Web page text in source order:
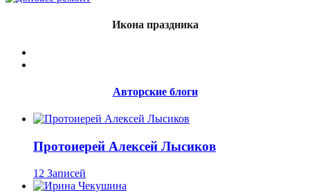
Икона праздника
Авторские блоги
Протоиерей Алексей Лысиков
12 Записей